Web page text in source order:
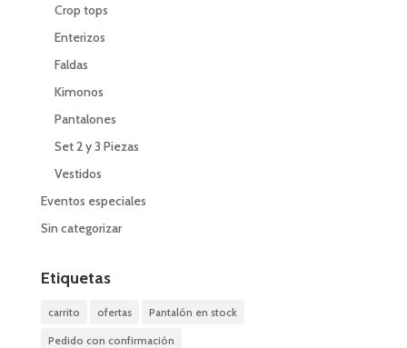
Crop tops
Enterizos
Faldas
Kimonos
Pantalones
Set 2 y 3 Piezas
Vestidos
Eventos especiales
Sin categorizar
Etiquetas
carrito ofertas Pantalón en stock
Pedido con confirmación